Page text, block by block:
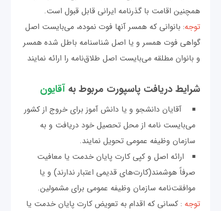
همچنین اقامت با گذرنامه ایرانی قابل قبول است.
توجه: بانوانی که همسر آنها فوت نموده، می‌بایست اصل
گواهی فوت همسر و یا اصل شناسنامه باطل شده همسر
و بانوان مطلقه می‌بایست اصل طلاق‌نامه را ارائه نمایند
شرایط دریافت پاسپورت مربوط بهآقایون
آقایان دانشجو و یا دانش آموز برای خروج از کشور
می‌بایست نامه از محل تحصیل خود دریافت و به
سازمان وظیفه عمومی تحویل نمایند.
ارائه اصل و کپی کارت پایان خدمت یا معافیت
صرفاً هوشمند(کارت‌های قدیمی اعتبار ندارند) و یا
موافقت‌نامه سازمان وظیفه عمومی برای مشمولین.
توجه : کسانی که اقدام به تعویض کارت پایان خدمت یا